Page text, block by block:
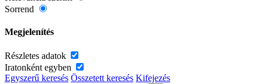
Sorrend
Megjelenítés
Részletes adatok
Iratonként egyben
Egyszerű keresés Összetett keresés Kifejezés